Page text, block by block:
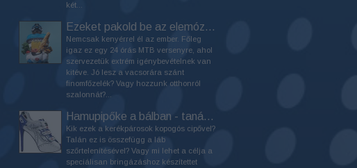
két...
Ezeket pakold be az elemózsiás kosárba a 24 órásra!
Nemcsak kenyérrel él az ember. Főleg
igaz ez egy 24 órás MTB versenyre, ahol
szervezetük extrém igénybevételnek van
kitéve. Jó lesz a vacsorára szánt
finomfőzelék? Vagy hozzunk otthonról
szalonnát?...
Hamupipőke a bálban - tanácsok cipővásárláshoz
Kik ezek a kerékpárosok kopogós cipővel?
Talán ez is összefügg a láb
szőrtelenítésével? Vagy mi lehet a célja a
speciálisan bringázáshoz készítettet